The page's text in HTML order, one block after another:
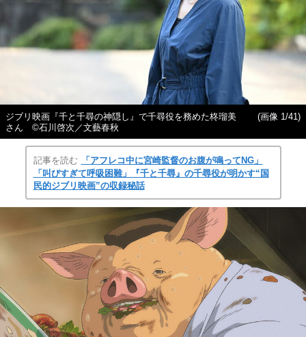
ジブリ映画『千と千尋の神隠し』で千尋役を務めた柊瑠美
さん ©石川啓次／文藝春秋
(画像 1/41)
記事を読む
「アフレコ中に宮崎監督のお腹が鳴ってNG」
「叫びすぎて呼吸困難」『千と千尋』の千尋役が明かす“国
民的ジブリ映画”の収録秘話